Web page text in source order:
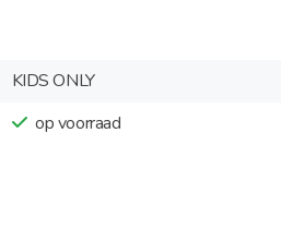
KIDS ONLY
op voorraad